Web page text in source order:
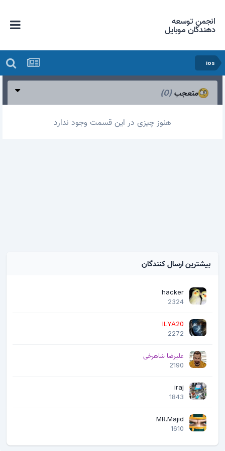
انجمن توسعه
دهندگان موبایل
ios
متعجب (0)
هنوز چیزی در این قسمت وجود ندارد
بیشترین ارسال کنندگان
hacker
2324
ILYA20
2272
علیرضا شاهرخی
2190
iraj
1843
MR.Majid
1610